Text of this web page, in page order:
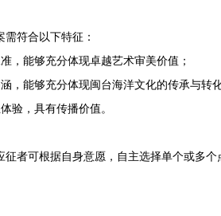
符合以下特征：
，能够充分体现卓越艺术审美价值；
，能够充分体现闽台海洋文化的传承与转
验，具有传播价值。
者可根据自身意愿，自主选择单个或多